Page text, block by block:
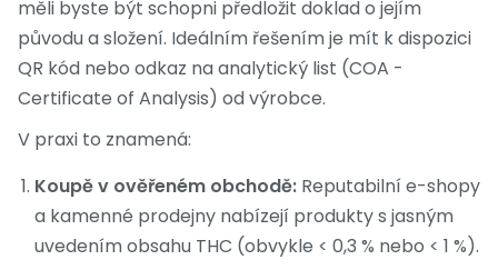
měli byste být schopni předložit doklad o jejím
původu a složení. Ideálním řešením je mít k dispozici
QR kód nebo odkaz na analytický list (COA -
Certificate of Analysis) od výrobce.
V praxi to znamená:
Koupě v ověřeném obchodě: Reputabilní e-shopy
a kamenné prodejny nabízejí produkty s jasným
uvedením obsahu THC (obvykle < 0,3 % nebo < 1 %).